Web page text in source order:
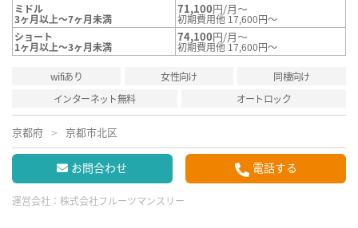
ミドル
3ヶ月以上～7ヶ月未満
71,100円/月～
初期費用他 17,600円～
ショート
1ヶ月以上～3ヶ月未満
74,100円/月～
初期費用他 17,600円～
wifiあり 女性向け
同棲向け
インターネット無料
オートロック
京都府 京都市北区
お問合わせ 電話する
運営会社： 株式会社フルーツマンスリー